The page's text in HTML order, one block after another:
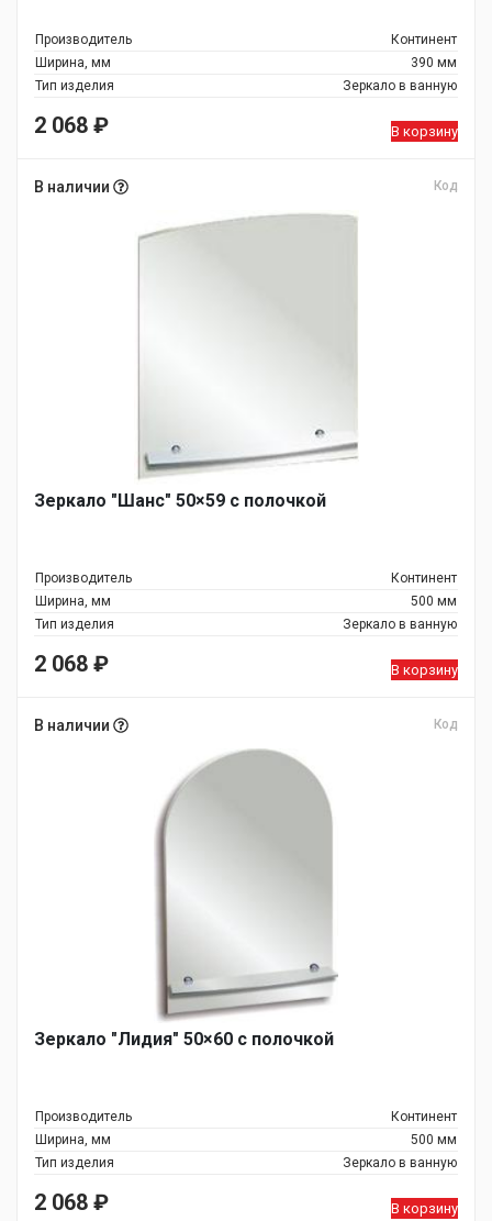
Производитель
Континент
Ширина, мм
390 мм
Тип изделия
Зеркало в ванную
2 068 ₽ В корзину
В наличии Код
Зеркало "Шанс" 50×59 с полочкой
Производитель
Континент
Ширина, мм
500 мм
Тип изделия
Зеркало в ванную
2 068 ₽ В корзину
В наличии Код
Зеркало "Лидия" 50×60 с полочкой
Производитель
Континент
Ширина, мм
500 мм
Тип изделия
Зеркало в ванную
2 068 ₽ В корзину